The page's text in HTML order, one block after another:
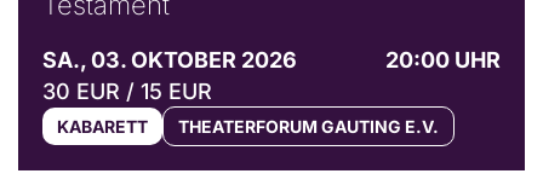
SA., 03. OKTOBER 2026
20:00 UHR
30 EUR / 15 EUR
KABARETT THEATERFORUM GAUTING E.V.